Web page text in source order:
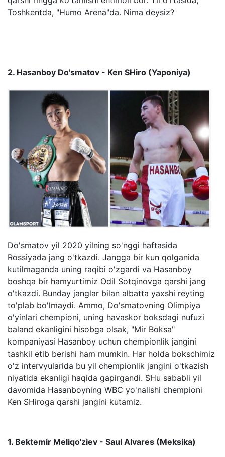
Toshkentda, "Humo Arena"da. Nima deysiz?
2. Hasanboy Do'smatov - Ken SHiro (Yaponiya)
Do'smatov yil 2020 yilning so'nggi haftasida
Rossiyada jang o'tkazdi. Jangga bir kun qolganida
kutilmaganda uning raqibi o'zgardi va Hasanboy
boshqa bir hamyurtimiz Odil Sotqinovga qarshi jang
o'tkazdi. Bunday janglar bilan albatta yaxshi reyting
to'plab bo'lmaydi. Ammo, Do'smatovning Olimpiya
o'yinlari chempioni, uning havaskor boksdagi nufuzi
baland ekanligini hisobga olsak, "Mir Boksa"
kompaniyasi Hasanboy uchun chempionlik jangini
tashkil etib berishi ham mumkin. Har holda bokschimiz
o'z intervyularida bu yil chempionlik jangini o'tkazish
niyatida ekanligi haqida gapirgandi. SHu sababli yil
davomida Hasanboyning WBC yo'nalishi chempioni
Ken SHiroga qarshi jangini kutamiz.
1. Bektemir Meliqo'ziev - Saul Alvares (Meksika)